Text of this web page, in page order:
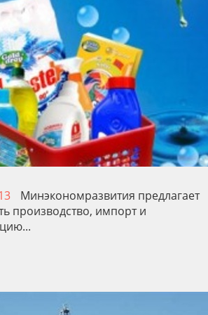
Минэкономразвития предлагает
производство, импорт и